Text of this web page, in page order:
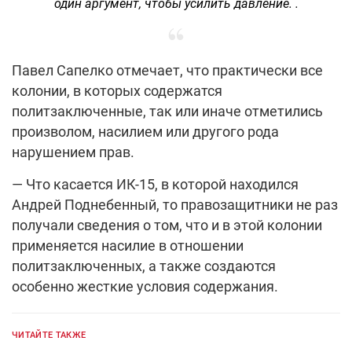
один аргумент, чтобы усилить давление. .
Павел Сапелко отмечает, что практически все
колонии, в которых содержатся
политзаключенные, так или иначе отметились
произволом, насилием или другого рода
нарушением прав.
— Что касается ИК-15, в которой находился
Андрей Поднебенный, то правозащитники не раз
получали сведения о том, что и в этой колонии
применяется насилие в отношении
политзаключенных, а также создаются
особенно жесткие условия содержания.
ЧИТАЙТЕ ТАКЖЕ